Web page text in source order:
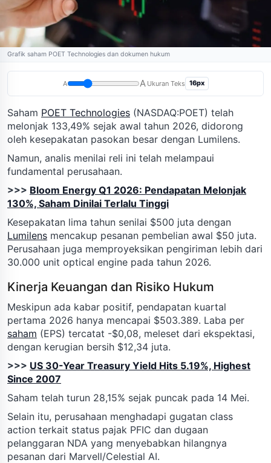
Grafik saham POET Technologies dan dokumen hukum
A A Ukuran Teks 16px
Saham POET Technologies (NASDAQ:POET) telah
melonjak 133,49% sejak awal tahun 2026, didorong
oleh kesepakatan pasokan besar dengan Lumilens.
Namun, analis menilai reli ini telah melampaui
fundamental perusahaan.
>>> Bloom Energy Q1 2026: Pendapatan Melonjak
130%, Saham Dinilai Terlalu Tinggi
Kesepakatan lima tahun senilai $500 juta dengan
Lumilens mencakup pesanan pembelian awal $50 juta.
Perusahaan juga memproyeksikan pengiriman lebih dari
30.000 unit optical engine pada tahun 2026.
Kinerja Keuangan dan Risiko Hukum
Meskipun ada kabar positif, pendapatan kuartal
pertama 2026 hanya mencapai $503.389. Laba per
saham (EPS) tercatat -$0,08, meleset dari ekspektasi,
dengan kerugian bersih $12,34 juta.
>>> US 30-Year Treasury Yield Hits 5.19%, Highest
Since 2007
Saham telah turun 28,15% sejak puncak pada 14 Mei.
Selain itu, perusahaan menghadapi gugatan class
action terkait status pajak PFIC dan dugaan
pelanggaran NDA yang menyebabkan hilangnya
pesanan dari Marvell/Celestial AI.